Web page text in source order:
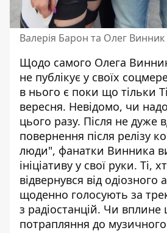
Валерія Барон та Олег Винник
Щодо самого Олега
не публікує у своїх
в нього є поки що тільки
вересня. Невідомо, чи
цього разу. Після не дуже
повернення після релізу
люди", фанатки Винника
ініціативу у свої руки. Ті,
відвернувся від одіозного
щоденно голосують за
з радіостанцій. Чи вплине
потрапляння до